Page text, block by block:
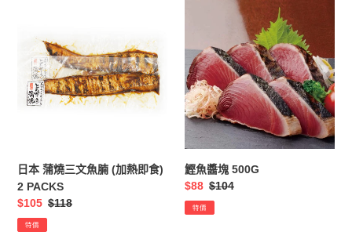
文
魚
熱
即
食)
PACKS
日本 蒲燒三文魚腩 (加熱即食)
2 PACKS
售
價
$105 定
$118
特價
塊
500G
鰹魚醬塊 500G
售
價
$88 定
價
$104
特價